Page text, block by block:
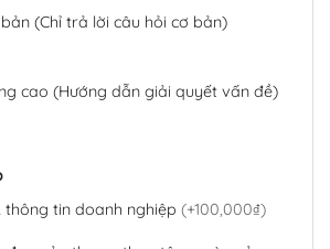
(Chỉ trả lời câu hỏi cơ bản)
cao (Hướng dẫn giải quyết vấn đề)
tin doanh nghiệp (+100,000₫)